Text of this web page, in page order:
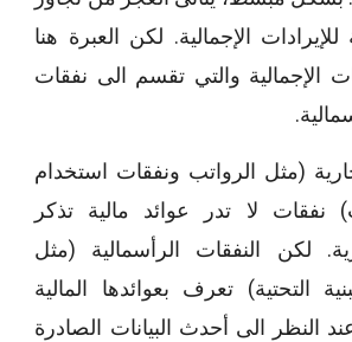
للإيرادات الإجمالية. لكن العبرة هنا
الإجمالية والتي تقسم الى نفقات
(مثل الرواتب ونفقات استخدام
نفقات لا تدر عوائد مالية تذكر
لكن النفقات الرأسمالية (مثل
التحتية) تعرف بعوائدها المالية
النظر الى أحدث البيانات الصادرة